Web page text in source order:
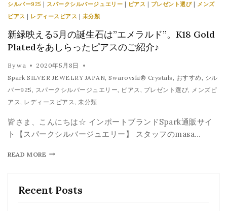
シルバー925
|スパークシルバージュエリー ピアス プレゼント選び| メンズ
ピアス
レディースピアス 未分類
新緑映える5月の誕生石は”エメラルド”。K18 Gold
Platedをあしらったピアスのご紹介♪
By wa
2020年5月8日
Spark SILVER JEWELRY JAPAN Swarovski® Crystals おすすめ
シル
バー925
スパークシルバージュエリー ピアス プレゼント選び
メンズピ
アス
レディースピアス 未分類
皆さま、こんにちは☆ インポートブランドSpark通販サイ
ト【スパークシルバージュエリー】 スタッフのmasa…
READ MORE
Recent Posts